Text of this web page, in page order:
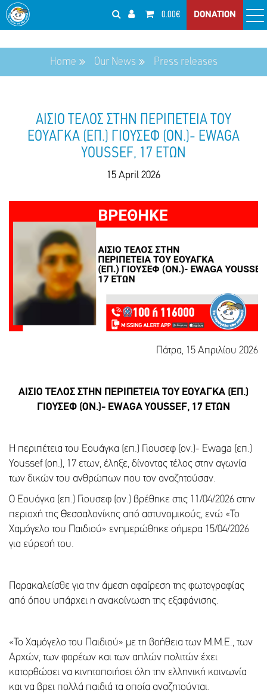
0.00€ DONATION
Home Our News Press releases
ΑΙΣΙΟ ΤΕΛΟΣ ΣΤΗΝ ΠΕΡΙΠΕΤΕΙΑ ΤΟΥ
ΕΟΥΑΓΚΑ (ΕΠ.) ΓΙΟΥΣΕΦ (ΟΝ.)- EWAGA
YOUSSEF, 17 ΕΤΩΝ
15 April 2026
Πάτρα, 15 Απριλίου 2026
ΑΙΣΙΟ ΤΕΛΟΣ ΣΤΗΝ ΠΕΡΙΠΕΤΕΙΑ ΤΟΥ ΕΟΥΑΓΚΑ (ΕΠ.)
ΓΙΟΥΣΕΦ (ΟΝ.)- EWAGA YOUSSEF, 17 ΕΤΩΝ
Η περιπέτεια του Εουάγκα (επ.) Γιουσεφ (ον.)- Ewaga (επ.)
Youssef (on.), 17 ετων, έληξε, δίνοντας τέλος στην αγωνία
των δικών του ανθρώπων που τον αναζητούσαν.
O Εουάγκα (επ.) Γιουσεφ (ον.) βρέθηκε στις 11/04/2026 στην
περιοχή της Θεσσαλονίκης από αστυνομικούς, ενώ «Το
Χαμόγελο του Παιδιού» ενημερώθηκε σήμερα 15/04/2026
για εύρεσή του.
Παρακαλείσθε για την άμεση αφαίρεση της φωτογραφίας
από όπου υπάρχει η ανακοίνωση της εξαφάνισης.
«Το Χαμόγελο του Παιδιού» με τη βοήθεια των Μ.Μ.Ε., των
Αρχών, των φορέων και των απλών πολιτών έχει
κατορθώσει να κινητοποιήσει όλη την ελληνική κοινωνία
και να βρει πολλά παιδιά τα οποία αναζητούνται.